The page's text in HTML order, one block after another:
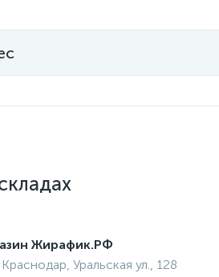
Жирафик.РФ
Краснодар, Уральская ул., 128